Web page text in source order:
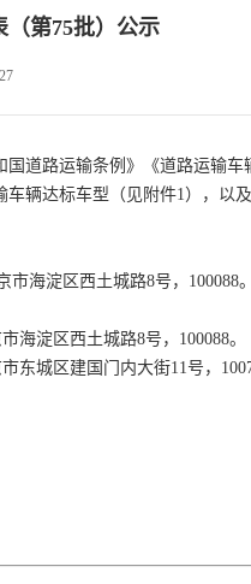
第75批）公示
道路运输条例》《道路运输
辆达标车型（见附件1），以
海淀区西土城路8号，100088。
海淀区西土城路8号，100088。
东城区建国门内大街11号，